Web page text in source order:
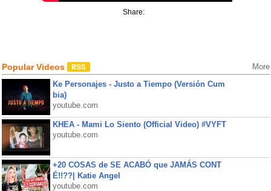
Share:
Popular Videos More
Ke Personajes - Justo a Tiempo (Versión Cum
bia)
youtube.com
KHEA - Mami Lo Siento (Official Video) #VYFT
youtube.com
+20 COSAS de SE ACABÓ que JAMÁS CONT
É!!??| Katie Angel
youtube.com